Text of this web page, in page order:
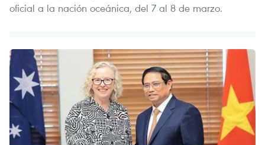
oficial a la nación oceánica, del 7 al 8 de marzo.